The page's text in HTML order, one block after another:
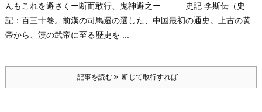
んもこれを避さく ー断而敢行、鬼神避之ー 史記 李斯伝 （史
記：百三十巻。前漢の司馬遷の選した、中国最初の通史。上古の黄
帝から、漢の武帝に至る歴史を ...
記事を読む 断じて敢行すれば ...